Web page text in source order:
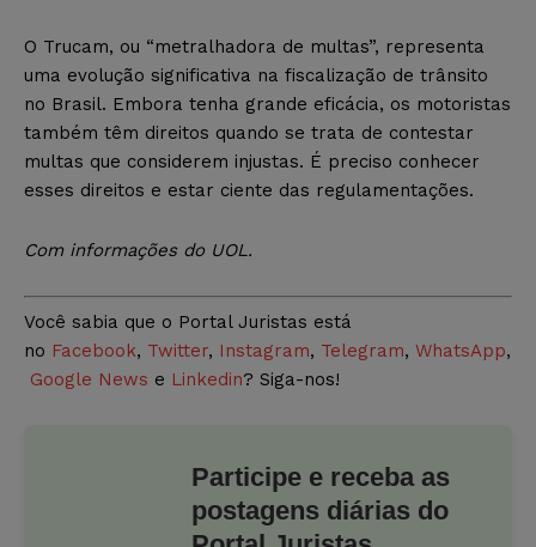
O Trucam, ou “metralhadora de multas”, representa
uma evolução significativa na fiscalização de trânsito
no Brasil. Embora tenha grande eficácia, os motoristas
também têm direitos quando se trata de contestar
multas que considerem injustas. É preciso conhecer
esses direitos e estar ciente das regulamentações.
Com informações do UOL.
Você sabia que o Portal Juristas está
no Facebook, Twitter, Instagram, Telegram, WhatsApp,
Google News e Linkedin? Siga-nos!
Participe e receba as
postagens diárias do